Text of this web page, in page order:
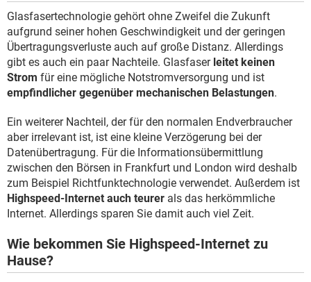
Glasfasertechnologie gehört ohne Zweifel die Zukunft
aufgrund seiner hohen Geschwindigkeit und der geringen
Übertragungsverluste auch auf große Distanz. Allerdings
gibt es auch ein paar Nachteile. Glasfaser leitet keinen
Strom für eine mögliche Notstromversorgung und ist
empfindlicher gegenüber mechanischen Belastungen.
Ein weiterer Nachteil, der für den normalen Endverbraucher
aber irrelevant ist, ist eine kleine Verzögerung bei der
Datenübertragung. Für die Informationsübermittlung
zwischen den Börsen in Frankfurt und London wird deshalb
zum Beispiel Richtfunktechnologie verwendet. Außerdem ist
Highspeed-Internet auch teurer als das herkömmliche
Internet. Allerdings sparen Sie damit auch viel Zeit.
Wie bekommen Sie Highspeed-Internet zu
Hause?